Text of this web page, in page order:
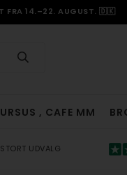
FRA 14.–22. AUGUST. 🇩🇰
, CAFE MM
STORT UDVALG